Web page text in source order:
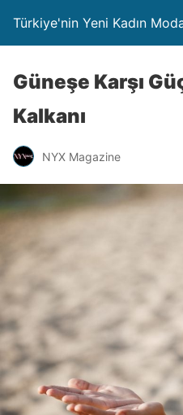
Türkiye'nin Yeni Kadın
Güneşe Karşı
Kalkanı
NYX Magazine